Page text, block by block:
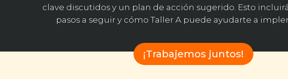
clave discutidos y un plan de acción sugerido. Esto
pasos a seguir y cómo Taller A puede ayudarte a
¡Trabajemos juntos!